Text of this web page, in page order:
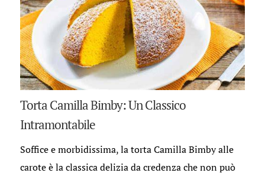
Torta Camilla Bimby: Un Classico
Intramontabile
Soffice e morbidissima, la torta Camilla Bimby alle
carote è la classica delizia da credenza che non può